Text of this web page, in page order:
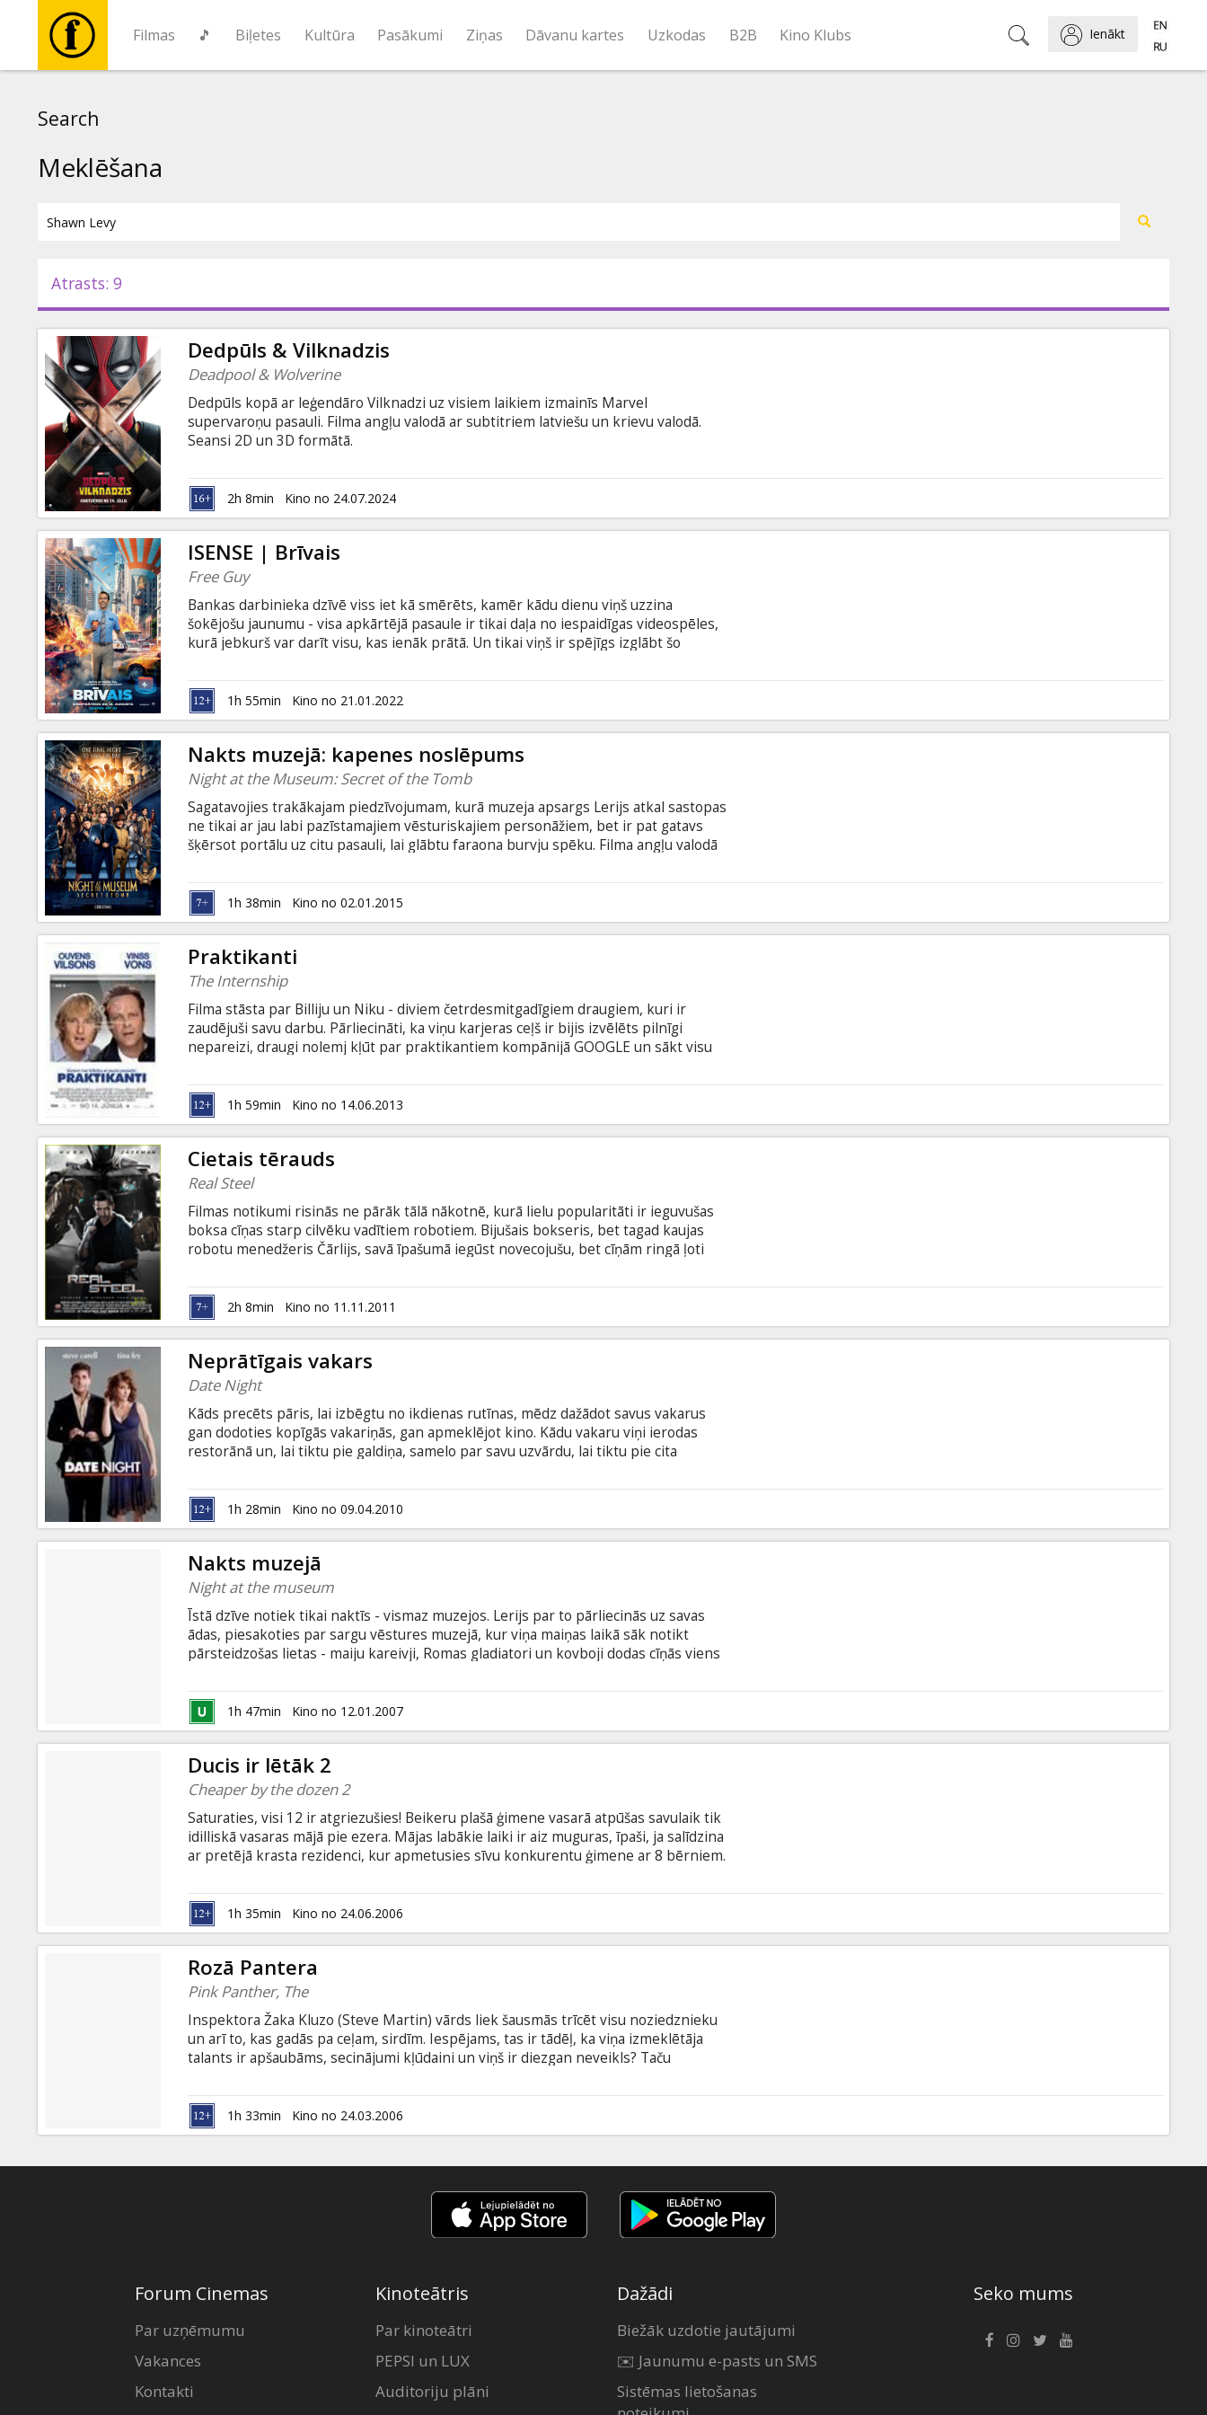
Filmas 🎵 Biļetes Kultūra Pasākumi Ziņas Dāvanu kartes Uzkodas B2B Kino Klubs Ienākt
Pasākumi
Ziņas
Dāvanu
kartes
Uzkodas
B2B
Kino
Klubs
Search
Meklēšana
Atrasts: 9
Dedpūls & Vilknadzis
Deadpool & Wolverine
Dedpūls kopā ar leģendāro Vilknadzi uz visiem laikiem izmainīs Marvel
supervaroņu pasauli. Filma angļu valodā ar subtitriem latviešu un krievu valodā.
Seansi 2D un 3D formātā.
2h 8min Kino no 24.07.2024
ISENSE | Brīvais
Free Guy
Bankas darbinieka dzīvē viss iet kā smērēts, kamēr kādu dienu viņš uzzina
šokējošu jaunumu - visa apkārtējā pasaule ir tikai daļa no iespaidīgas videospēles,
kurā jebkurš var darīt visu, kas ienāk prātā. Un tikai viņš ir spējīgs izglābt šo
valodā.
1h 55min Kino no 21.01.2022
Nakts muzejā: kapenes noslēpums
Night at the Museum: Secret of the Tomb
Sagatavojies trakākajam piedzīvojumam, kurā muzeja apsargs Lerijs atkal sastopas
ne tikai ar jau labi pazīstamajiem vēsturiskajiem personāžiem, bet ir pat gatavs
šķērsot portālu uz citu pasauli, lai glābtu faraona burvju spēku. Filma angļu valodā
1h 38min Kino no 02.01.2015
Praktikanti
The Internship
Filma stāsta par Billiju un Niku - diviem četrdesmitgadīgiem draugiem, kuri ir
zaudējuši savu darbu. Pārliecināti, ka viņu karjeras ceļš ir bijis izvēlēts pilnīgi
nepareizi, draugi nolemj kļūt par praktikantiem kompānijā GOOGLE un sākt visu
konkurentiem kompānijā kļūst 20 gadus jaunie censoņi, kuri 21. gadsimta
tehnoloģijās jūtas kā zivis ūdenī. Abiem praktikantiem ir mests vēl nebijis
izaicinājums. Filma angļu valodā ar subtitriem latviešu un krievu valodā.
1h 59min Kino no 14.06.2013
Cietais tērauds
Real Steel
Filmas notikumi risinās ne pārāk tālā nākotnē, kurā lielu popularitāti ir ieguvušas
boksa cīņas starp cilvēku vadītiem robotiem. Bijušais bokseris, bet tagad kaujas
robotu menedžeris Čārlijs, savā īpašumā iegūst novecojušu, bet cīņām ringā ļoti
pagrīdes, bet arī valsts līmeņa sacensībās. Vienlaicīgi ar robotu, Čārlija dzīvē ienāk
arī 11 gadīgs zēns - negaidīti uzradies viņa dēls, par kuru viņa nebija nekādu
nojausmu.
2h 8min Kino no 11.11.2011
Neprātīgais vakars
Date Night
Kāds precēts pāris, lai izbēgtu no ikdienas rutīnas, mēdz dažādot savus vakarus
gan dodoties kopīgās vakariņās, gan apmeklējot kino. Kādu vakaru viņi ierodas
restorānā un, lai tiktu pie galdiņa, samelo par savu uzvārdu, lai tiktu pie cita
uz pēdām ir sliktie puiši. Randiņš tiešām izvēršas piedzīvojumiem bagāts, jo nu
abiem nu jāliek lietā attapība un humora izjūta, lai izbēgtu no noziedznieku
nagiem un atklātu par ko īsti abi tiek turēti aizdomās.
1h 28min Kino no 09.04.2010
Nakts muzejā
Night at the museum
Īstā dzīve notiek tikai naktīs - vismaz muzejos. Lerijs par to pārliecinās uz savas
ādas, piesakoties par sargu vēstures muzejā, kur viņa maiņas laikā sāk notikt
pārsteidzošas lietas - maiju kareivji, Romas gladiatori un kovboji dodas cīņās viens
uzskatāmi atgādina, kādēļ savulaik bija bīstamākais plēsējs uz zemes… Lomās: Ben
Stiller, Carla Gugino, Dick Van Dyke, Robin Williams Režisors: Shawn Levy Angļu
valodā ar subtitriem latviešu un krievu valodā.
1h 47min Kino no 12.01.2007
Ducis ir lētāk 2
Cheaper by the dozen 2
Saturaties, visi 12 ir atgriezušies! Beikeru plašā ģimene vasarā atpūšas savulaik tik
idilliskā vasaras mājā pie ezera. Mājas labākie laiki ir aiz muguras, īpaši, ja salīdzina
ar pretējā krasta rezidenci, kur apmetusies sīvu konkurentu ģimene ar 8 bērniem.
Steve Martin, Bonie Hunt, Piper Perabo, Carmen Electra, Eugen Levy Režisors:
Adam Shankman Scenārijs: Sam Harper Producents: Shawn Levy, Ben Myron
Filma angļu valodā ar subtitriem latviešu un krievu valodā.
1h 35min Kino no 24.06.2006
Rozā Pantera
Pink Panther, The
Inspektora Žaka Kluzo (Steve Martin) vārds liek šausmās trīcēt visu noziedznieku
un arī to, kas gadās pa ceļam, sirdīm. Iespējams, tas ir tādēļ, ka viņa izmeklētāja
talants ir apšaubāms, secinājumi kļūdaini un viņš ir diezgan neveikls? Taču
uzvaras futbolā visu acu priekšā tiek nogalināts treneris un no viņa pirksta pazūd
nacionālais lepnums - Rozā Pantera - milzīgs rozā dimants. Sensacionālo lietu
varētu uzņemties galvenais inspektors Dreifūss (Kevin Kline), kurš jau septīto
1h 33min Kino no 24.03.2006
Forum Cinemas
Par uzņēmumu
Vakances
Kontakti
Kinoteātris
Par kinoteātri
PEPSI un LUX
Auditoriju plāni
Dažādi
Biežāk uzdotie jautājumi
✉️ Jaunumu e-pasts un SMS
Sistēmas lietošanas
Seko mums